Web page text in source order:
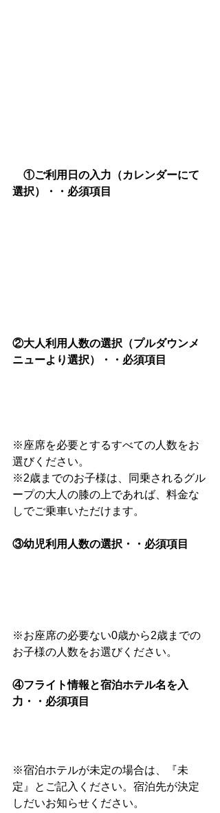
①ご利用日の入力（カレンダーにて
選択）・・必須項目
②大人利用人数の選択（プルダウンメ
ニューより選択）・・必須項目
※座席を必要とするすべての人数をお
選びください。
※2歳までのお子様は、同乗されるグル
ープの大人の膝の上であれば、料金な
しでご乗車いただけます。
③幼児利用人数の選択・・必須項目
※お座席の必要ない0歳から2歳までの
お子様の人数をお選びください。
④フライト情報と宿泊ホテル名を入
力・・必須項目
※宿泊ホテルが未定の場合は、『未
定』とご記入ください。宿泊先が決定
しだいお知らせください。